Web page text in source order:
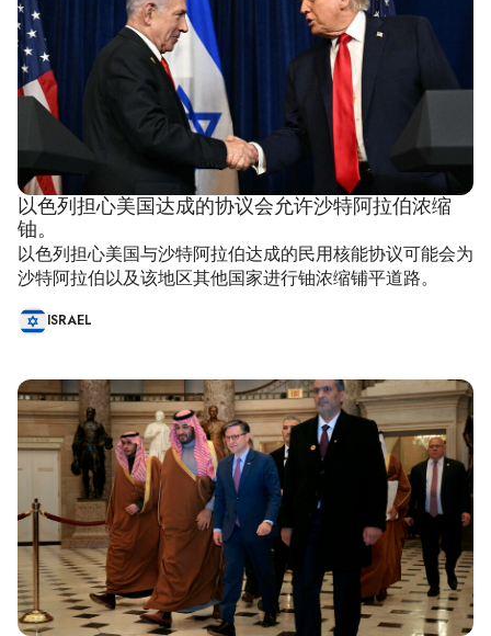
以色列担心美国达成的协议会允许沙特阿拉伯浓缩
铀。
以色列担心美国与沙特阿拉伯达成的民用核能协议可能会为
沙特阿拉伯以及该地区其他国家进行铀浓缩铺平道路。
ISRAEL